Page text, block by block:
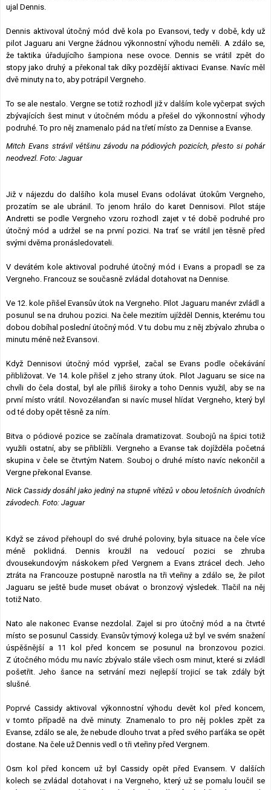
ujal Dennis.
Dennis aktivoval útočný mód dvě kola po Evansovi, tedy v době, kdy už
pilot Jaguaru ani Vergne žádnou výkonnostní výhodu neměli. A zdálo se,
že taktika úřadujícího šampiona nese ovoce. Dennis se vrátil zpět do
stopy jako druhý a překonal tak díky pozdější aktivaci Evanse. Navíc měl
dvě minuty na to, aby potrápil Vergneho.
To se ale nestalo. Vergne se totiž rozhodl již v dalším kole vyčerpat svých
zbývajících šest minut v útočném módu a přešel do výkonnostní výhody
podruhé. To pro něj znamenalo pád na třetí místo za Dennise a Evanse.
Mitch Evans strávil většinu závodu na pódiových pozicích, přesto si pohár
neodvezl. Foto: Jaguar
Již v nájezdu do dalšího kola musel Evans odolávat útokům Vergneho,
prozatím se ale ubránil. To jenom hrálo do karet Dennisovi. Pilot stáje
Andretti se podle Vergneho vzoru rozhodl zajet v té době podruhé pro
útočný mód a udržel se na první pozici. Na trať se vrátil jen těsně před
svými dvěma pronásledovateli.
V devátém kole aktivoval podruhé útočný mód i Evans a propadl se za
Vergneho. Francouz se současně zvládal dotahovat na Dennise.
Ve 12. kole přišel Evansův útok na Vergneho. Pilot Jaguaru manévr zvládl a
posunul se na druhou pozici. Na čele mezitím ujížděl Dennis, kterému tou
dobou dobíhal poslední útočný mód. V tu dobu mu z něj zbývalo zhruba o
minutu méně než Evansovi.
Když Dennisovi útočný mód vypršel, začal se Evans podle očekávání
přibližovat. Ve 14. kole přišel z jeho strany útok. Pilot Jaguaru se sice na
chvíli do čela dostal, byl ale příliš široky a toho Dennis využil, aby se na
první místo vrátil. Novozélanďan si navíc musel hlídat Vergneho, který byl
od té doby opět těsně za ním.
Bitva o pódiové pozice se začínala dramatizovat. Soubojů na špici totiž
využili ostatní, aby se přiblížili. Vergneho a Evanse tak dojížděla početná
skupina v čele se čtvrtým Natem. Souboj o druhé místo navíc nekončil a
Vergne překonal Evanse.
Nick Cassidy dosáhl jako jediný na stupně vítězů v obou letošních úvodních
závodech. Foto: Jaguar
Když se závod přehoupl do své druhé poloviny, byla situace na čele více
méně poklidná. Dennis kroužil na vedoucí pozici se zhruba
dvousekundovým náskokem před Vergnem a Evans ztrácel dech. Jeho
ztráta na Francouze postupně narostla na tři vteřiny a zdálo se, že pilot
Jaguaru se ještě bude muset obávat o bronzový výsledek. Tlačil na něj
totiž Nato.
Nato ale nakonec Evanse nezdolal. Zajel si pro útočný mód a na čtvrté
místo se posunul Cassidy. Evansův týmový kolega už byl ve svém snažení
úspěšnější a 11 kol před koncem se posunul na bronzovou pozici.
Z útočného módu mu navíc zbývalo stále všech osm minut, které si zvládl
pošetřit. Jeho šance na setrvání mezi nejlepší trojicí se tak zdály být
slušné.
Poprvé Cassidy aktivoval výkonnostní výhodu devět kol před koncem,
v tomto případě na dvě minuty. Znamenalo to pro něj pokles zpět za
Evanse, zdálo se ale, že nebude dlouho trvat a před svého parťáka se opět
dostane. Na čele už Dennis vedl o tři vteřiny před Vergnem.
Osm kol před koncem už byl Cassidy opět před Evansem. V dalších
kolech se zvládal dotahovat i na Vergneho, který už se pomalu loučil se